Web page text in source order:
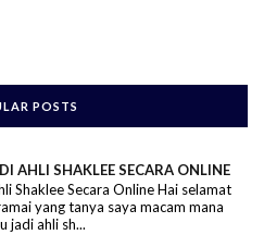
POSTS
AHLI SHAKLEE SECARA ONLINE
Shaklee Secara Online Hai selamat
yang tanya saya macam mana
jadi ahli sh...